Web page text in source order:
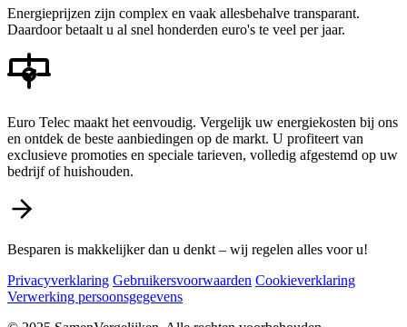
Energieprijzen zijn complex en vaak allesbehalve transparant.
Daardoor betaalt u al snel honderden euro's te veel per jaar.
Euro Telec maakt het eenvoudig. Vergelijk uw energiekosten bij ons
en ontdek de beste aanbiedingen op de markt. U profiteert van
exclusieve promoties en speciale tarieven, volledig afgestemd op uw
bedrijf of huishouden.
Besparen is makkelijker dan u denkt – wij regelen alles voor u!
Privacyverklaring Gebruikersvoorwaarden Cookieverklaring
Verwerking persoonsgegevens